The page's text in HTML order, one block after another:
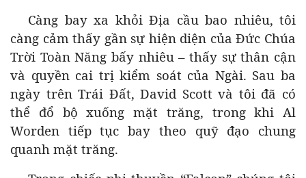
Càng bay xa khỏi Địa cầu bao nhiêu, tôi
càng cảm thấy gần sự hiện diện của Đức Chúa
Trời Toàn Năng bấy nhiêu – thấy sự thân cận
và quyền cai trị kiểm soát của Ngài. Sau ba
ngày trên Trái Đất, David Scott và tôi đã có
thể đổ bộ xuống mặt trăng, trong khi Al
Worden tiếp tục bay theo quỹ đạo chung
quanh mặt trăng.